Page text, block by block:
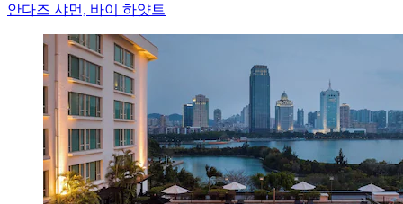
안다즈 샤먼, 바이 하얏트